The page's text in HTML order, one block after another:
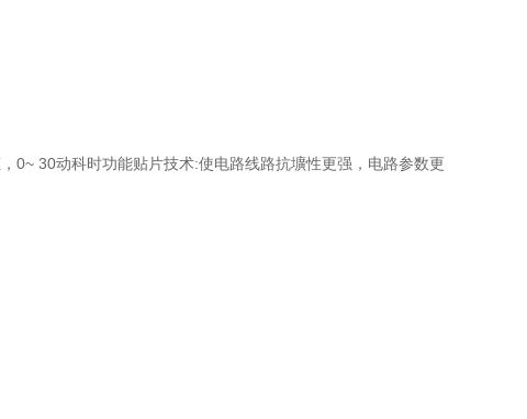
0~ 30动科时功能贴片技术:使电路线路抗壙性更强，电路参数更